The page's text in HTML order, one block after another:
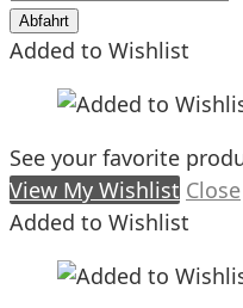
(2286000161)
Menge
Abfahrt
Added to Wishlist
See your favorite
View My Wishlist Close
Added to Wishlist